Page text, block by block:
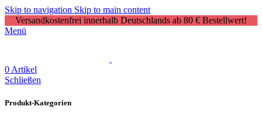
Skip to navigation Skip to main content
Versandkostenfrei innerhalb Deutschlands ab 80 € Bestellwert!
Menü
0 Artikel
Schließen
Produkt-Kategorien